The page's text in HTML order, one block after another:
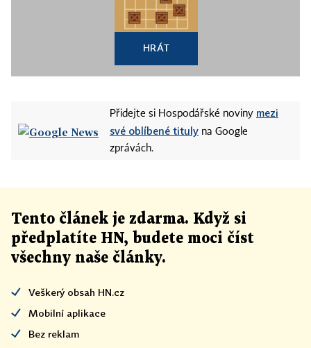
HRÁT
Přidejte si Hospodářské noviny mezi
své oblíbené tituly na Google
zprávách.
Tento článek je zdarma. Když si
předplatíte HN, budete moci číst
všechny naše články.
Veškerý obsah HN.cz
Mobilní aplikace
Bez reklam